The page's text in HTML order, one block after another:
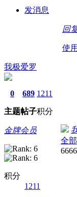
发消息
回
使
我极爱罗
0
主题
689
帖子
1211
积分
金牌会员
积分
1211
全